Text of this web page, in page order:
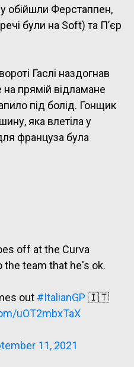
обійшли Ферстаппен,
були на Soft) та П’єр
Гаслі наздогнав
на прямій відламане
під болід. Гонщик
яка влетіла у
француза була
off at the Curva
the team that he's ok.
out #ItalianGP 🇮🇹
uOT2mbxTaX
11, 2021